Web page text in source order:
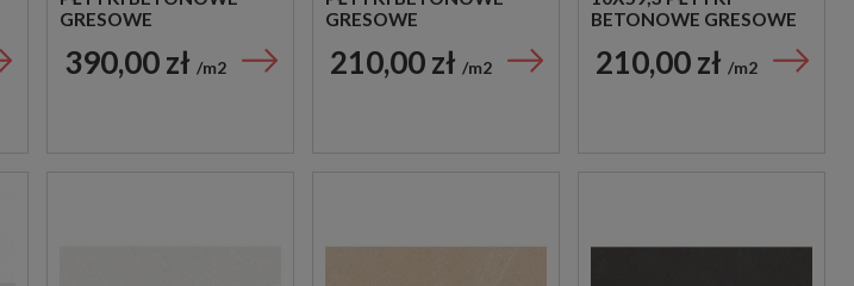
GRESOWE
390,00 zł m2
GRESOWE
210,00 zł m2
BETONOWE GRESOWE
210,00 zł m2